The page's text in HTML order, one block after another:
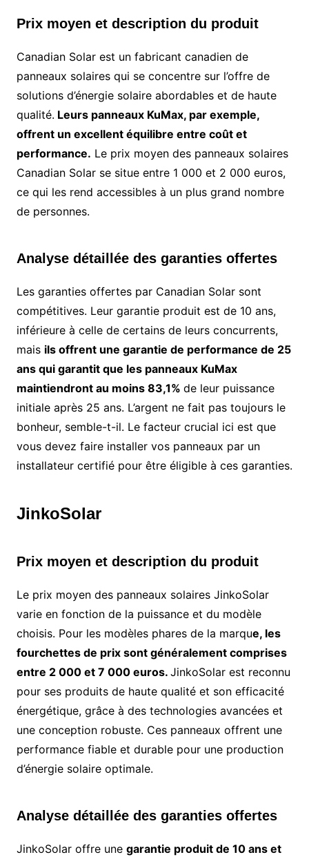
Prix moyen et description du produit
Canadian Solar est un fabricant canadien de
panneaux solaires qui se concentre sur l’offre de
solutions d’énergie solaire abordables et de haute
qualité. Leurs panneaux KuMax, par exemple,
offrent un excellent équilibre entre coût et
performance. Le prix moyen des panneaux solaires
Canadian Solar se situe entre 1 000 et 2 000 euros,
ce qui les rend accessibles à un plus grand nombre
de personnes.
Analyse détaillée des garanties offertes
Les garanties offertes par Canadian Solar sont
compétitives. Leur garantie produit est de 10 ans,
inférieure à celle de certains de leurs concurrents,
mais ils offrent une garantie de performance de 25
ans qui garantit que les panneaux KuMax
maintiendront au moins 83,1% de leur puissance
initiale après 25 ans. L’argent ne fait pas toujours le
bonheur, semble-t-il. Le facteur crucial ici est que
vous devez faire installer vos panneaux par un
installateur certifié pour être éligible à ces garanties.
JinkoSolar
Prix moyen et description du produit
Le prix moyen des panneaux solaires JinkoSolar
varie en fonction de la puissance et du modèle
choisis. Pour les modèles phares de la marque, les
fourchettes de prix sont généralement comprises
entre 2 000 et 7 000 euros. JinkoSolar est reconnu
pour ses produits de haute qualité et son efficacité
énergétique, grâce à des technologies avancées et
une conception robuste. Ces panneaux offrent une
performance fiable et durable pour une production
d’énergie solaire optimale.
Analyse détaillée des garanties offertes
JinkoSolar offre une garantie produit de 10 ans et